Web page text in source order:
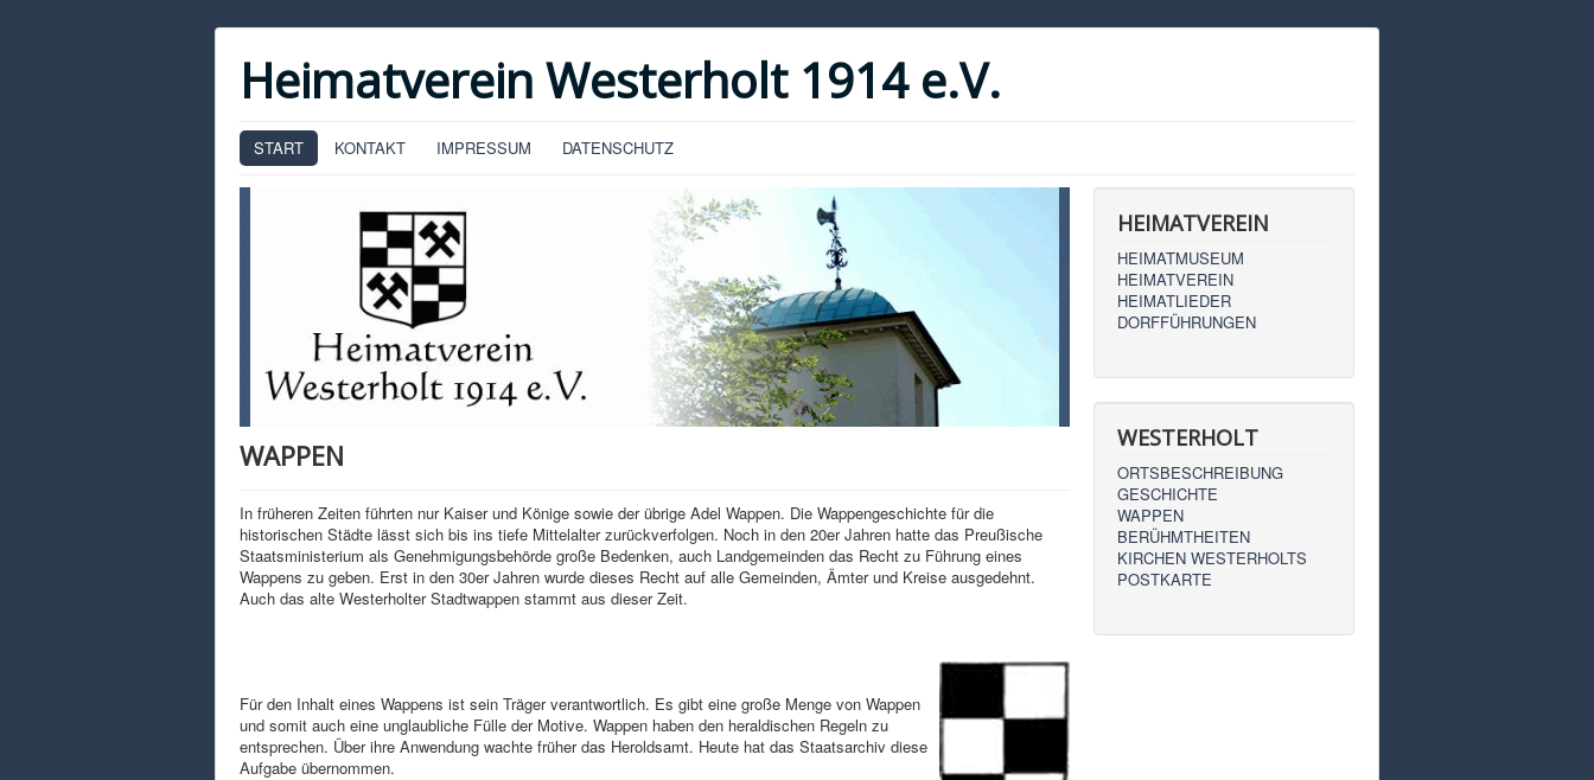
Heimatverein Westerholt 1914 e.V.
START KONTAKT IMPRESSUM DATENSCHUTZ
WAPPEN
In früheren Zeiten führten nur Kaiser und Könige sowie der übrige Adel Wappen. Die Wappengeschichte für die
historischen Städte lässt sich bis ins tiefe Mittelalter zurückverfolgen. Noch in den 20er Jahren hatte das Preußische
Staatsministerium als Genehmigungsbehörde große Bedenken, auch Landgemeinden das Recht zu Führung eines
Wappens zu geben. Erst in den 30er Jahren wurde dieses Recht auf alle Gemeinden, Ämter und Kreise ausgedehnt.
Auch das alte Westerholter Stadtwappen stammt aus dieser Zeit.
Für den Inhalt eines Wappens ist sein Träger verantwortlich. Es gibt eine große Menge von Wappen
und somit auch eine unglaubliche Fülle der Motive. Wappen haben den heraldischen Regeln zu
entsprechen. Über ihre Anwendung wachte früher das Heroldsamt. Heute hat das Staatsarchiv diese
Aufgabe übernommen.
HEIMATVEREIN
HEIMATMUSEUM
HEIMATVEREIN
HEIMATLIEDER
DORFFÜHRUNGEN
WESTERHOLT
ORTSBESCHREIBUNG
GESCHICHTE
WAPPEN
BERÜHMTHEITEN
KIRCHEN WESTERHOLTS
POSTKARTE